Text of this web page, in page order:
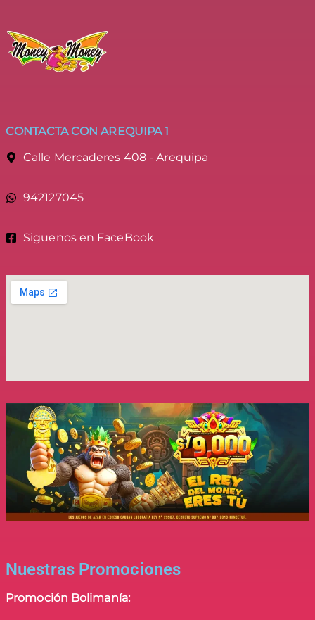
CONTACTA CON AREQUIPA 1
Calle Mercaderes 408 - Arequipa
942127045
Siguenos en FaceBook
Nuestras Promociones
Promoción Bolimanía: